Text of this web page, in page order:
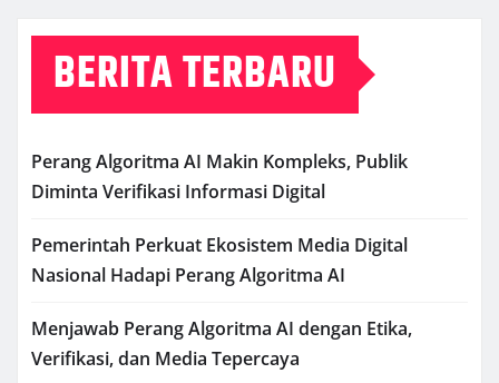
BERITA TERBARU
Perang Algoritma AI Makin Kompleks, Publik
Diminta Verifikasi Informasi Digital
Pemerintah Perkuat Ekosistem Media Digital
Nasional Hadapi Perang Algoritma AI
Menjawab Perang Algoritma AI dengan Etika,
Verifikasi, dan Media Tepercaya